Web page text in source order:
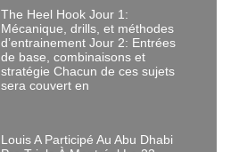
The Heel Hook Jour 1:
Mécanique, drills, et méthodes
d’entrainement Jour 2: Entrées
de base, combinaisons et
stratégie Chacun de ces sujets
sera couvert en
Louis A Participé Au Abu Dhabi